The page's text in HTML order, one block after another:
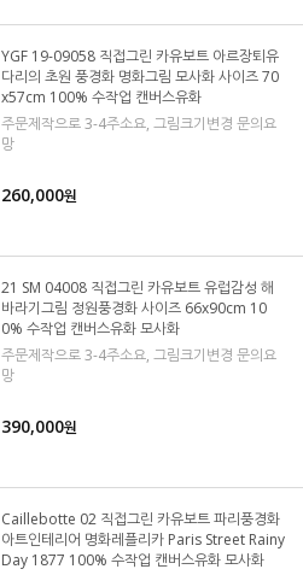
YGF 19-09058 직접그린 카유보트 아르장퇴유
다리의 초원 풍경화 명화그림 모사화 사이즈 70
x57cm 100% 수작업 캔버스유화
주문제작으로 3-4주소요, 그림크기변경 문의요
망
260,000원
21 SM 04008 직접그린 카유보트 유럽감성 해
바라기그림 정원풍경화 사이즈 66x90cm 10
0% 수작업 캔버스유화 모사화
주문제작으로 3-4주소요, 그림크기변경 문의요
망
390,000원
Caillebotte 02 직접그린 카유보트 파리풍경화
아트인테리어 명화레플리카 Paris Street Rainy
Day 1877 100% 수작업 캔버스유화 모사화